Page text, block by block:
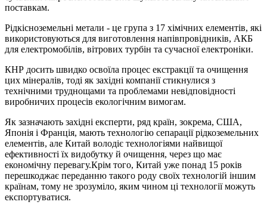
поставкам.
Рідкісноземельні метали - це група з 17 хімічних елементів, які
використовуються для виготовлення напівпровідників, АКБ
для електромобілів, вітрових турбін та сучасної електроніки.
КНР досить швидко освоїла процес екстракції та очищення
цих мінералів, тоді як західні компанії стикнулися з
технічними труднощами та проблемами невідповідності
виробничих процесів екологічним вимогам.
Як зазначають західні експерти, ряд країн, зокрема, США,
Японія і Франція, мають технологію сепарації рідкоземельних
елементів, але Китай володіє технологіями найвищої
ефективності їх видобутку й очищення, через що має
економічну перевагу.Крім того, Китай уже понад 15 років
перешкоджає переданню такого роду своїх технологій іншим
країнам, тому не зрозуміло, яким чином ці технології можуть
експортуватися.